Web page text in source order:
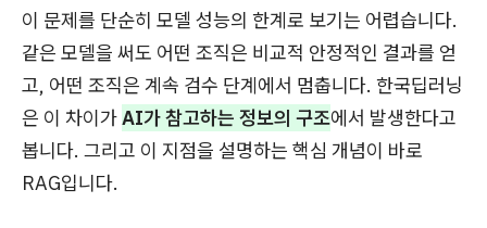
이 문제를 단순히 모델 성능의 한계로 보기는 어렵습니다.
같은 모델을 써도 어떤 조직은 비교적 안정적인 결과를 얻
고, 어떤 조직은 계속 검수 단계에서 멈춥니다. 한국딥러닝
은 이 차이가AI가 참고하는 정보의 구조에서 발생한다고
봅니다. 그리고 이 지점을 설명하는 핵심 개념이 바로
RAG입니다.